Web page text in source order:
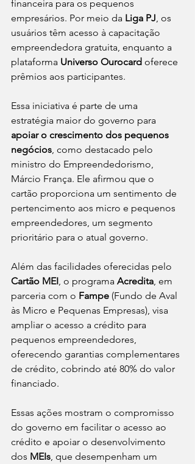
financeira para os pequenos
empresários. Por meio da Liga PJ , os
usuários têm acesso à capacitação
empreendedora gratuita, enquanto a
plataforma Universo Ourocard oferece
prêmios aos participantes.
Essa iniciativa é parte de uma
estratégia maior do governo para
apoiar o crescimento dos pequenos
negócios , como destacado pelo
ministro do Empreendedorismo,
Márcio França. Ele afirmou que o
cartão proporciona um sentimento de
pertencimento aos micro e pequenos
empreendedores, um segmento
prioritário para o atual governo.
Além das facilidades oferecidas pelo
Cartão MEI , o programa Acredita , em
parceria com o Fampe (Fundo de Aval
às Micro e Pequenas Empresas), visa
ampliar o acesso a crédito para
pequenos empreendedores,
oferecendo garantias complementares
de crédito, cobrindo até 80% do valor
financiado.
Essas ações mostram o compromisso
do governo em facilitar o acesso ao
crédito e apoiar o desenvolvimento
dos MEIs , que desempenham um